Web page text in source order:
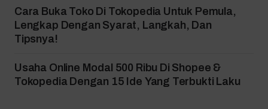
Cara Buka Toko Di Tokopedia Untuk Pemula,
Lengkap Dengan Syarat, Langkah, Dan
Tipsnya!
Usaha Online Modal 500 Ribu Di Shopee &
Tokopedia Dengan 15 Ide Yang Terbukti Laku